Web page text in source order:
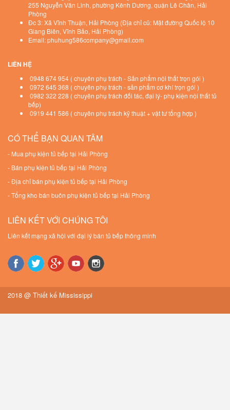
255 Nguyễn Văn Linh, phường Kênh Dương, quận Lê Chân, Hải
Phòng
Đc 3: Xã Vĩnh Thuận, Hải Phòng (Địa chỉ cũ: Mặt đường Quốc lộ 10
Giang Biên, Vĩnh Bảo, Hải Phòng)
Email: phuhung586company@gmail.com
LIÊN HỆ
0948 674 954 ( chuyên phụ trách - Sản phẩm nội thất trọn gói )
0972 645 368 ( chuyên phụ trách - sản phẩm cơ khí trọn gói )
0982 322 228 ( chuyên phụ trách đối tác, đại lý- phụ kiện nội thất tủ
bếp)
0919 441 586 ( chuyên phụ trách kỹ thuật + vật tư tổng hợp )
CÓ THỂ BẠN QUAN TÂM
- Mua phụ kiện tủ bếp tại Hải Phòng
- Bán phụ kiện tủ bếp tại Hải Phòng
-Địa chỉ bán phụ kiện tủ bếp tại Hải Phòng
-Tổng kho bán buôn phụ kiện tủ bếp tại Hải Phòng
LIÊN KẾT VỚI CHÚNG TÔI
Liên kết mạng xã hội với đại lý bán tủ bếp thông minh
2018 @ Thiết kế Mississippi